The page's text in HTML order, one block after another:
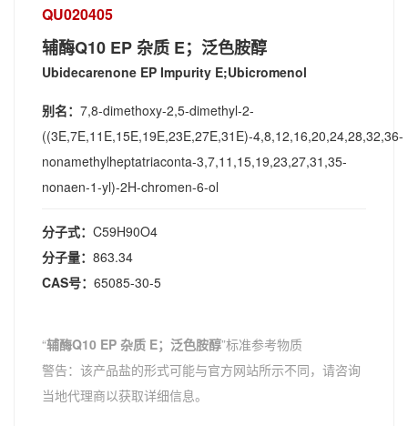
QU020405
辅酶Q10 EP 杂质 E；泛色胺醇
Ubidecarenone EP Impurity E;Ubicromenol
别名： 7,8-dimethoxy-2,5-dimethyl-2-
((3E,7E,11E,15E,19E,23E,27E,31E)-4,8,12,16,20,24,28,32,36-
nonamethylheptatriaconta-3,7,11,15,19,23,27,31,35-
nonaen-1-yl)-2H-chromen-6-ol
分子式： C59H90O4
分子量： 863.34
CAS号： 65085-30-5
“辅酶Q10 EP 杂质 E；泛色胺醇”标准参考物质
警告：该产品盐的形式可能与官方网站所示不同，请咨询
当地代理商以获取详细信息。